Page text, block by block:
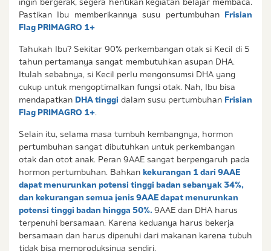
Pastikan Ibu memberikannya susu pertumbuhan Frisian
Flag PRIMAGRO 1+
Tahukah Ibu? Sekitar 90% perkembangan otak si Kecil di 5
tahun pertamanya sangat membutuhkan asupan DHA.
Itulah sebabnya, si Kecil perlu mengonsumsi DHA yang
cukup untuk mengoptimalkan fungsi otak. Nah, Ibu bisa
mendapatkan DHA tinggi dalam susu pertumbuhan Frisian
Flag PRIMAGRO 1+.
Selain itu, selama masa tumbuh kembangnya, hormon
pertumbuhan sangat dibutuhkan untuk perkembangan
otak dan otot anak. Peran 9AAE sangat berpengaruh pada
hormon pertumbuhan. Bahkan kekurangan 1 dari 9AAE
dapat menurunkan potensi tinggi badan sebanyak 34%,
dan kekurangan semua jenis 9AAE dapat menurunkan
potensi tinggi badan hingga 50%. 9AAE dan DHA harus
terpenuhi bersamaan. Karena keduanya harus bekerja
bersamaan dan harus dipenuhi dari makanan karena tubuh
tidak bisa memproduksinya sendiri.